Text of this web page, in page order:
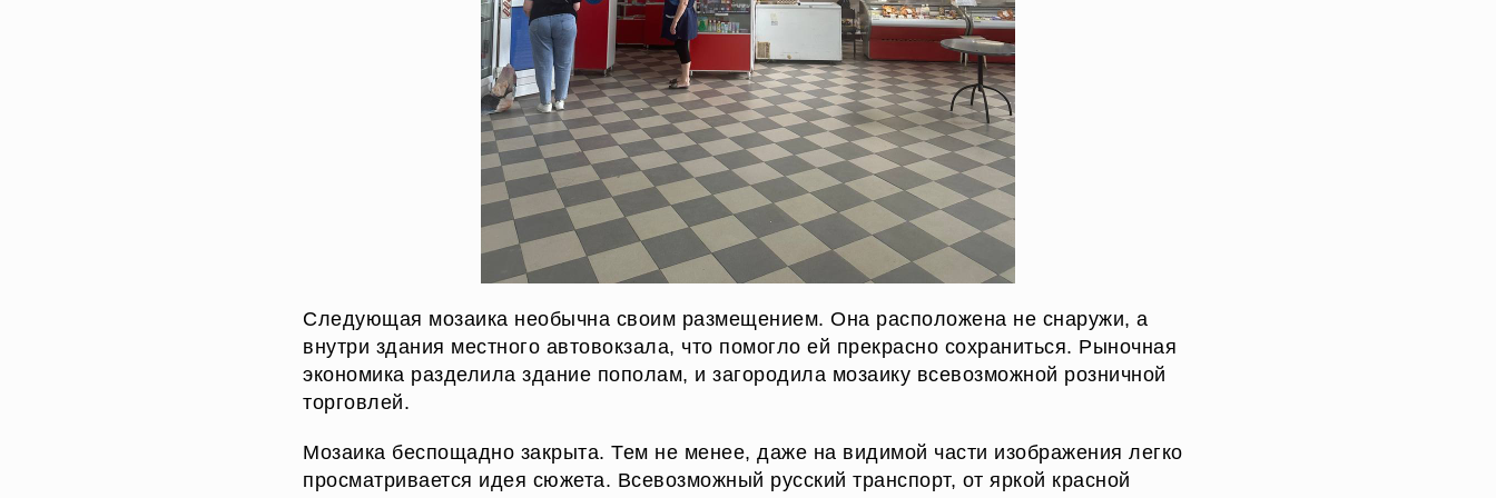
Следующая мозаика необычна своим размещением. Она расположена не снаружи, а
внутри здания местного автовокзала, что помогло ей прекрасно сохраниться. Рыночная
экономика разделила здание пополам, и загородила мозаику всевозможной розничной
торговлей.
Мозаика беспощадно закрыта. Тем не менее, даже на видимой части изображения легко
просматривается идея сюжета. Всевозможный русский транспорт, от яркой красной